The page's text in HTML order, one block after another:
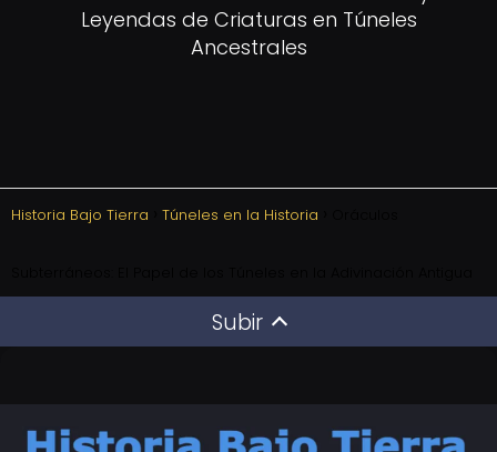
Leyendas de Criaturas en Túneles
Ancestrales
Historia Bajo Tierra Túneles en la Historia
Subir